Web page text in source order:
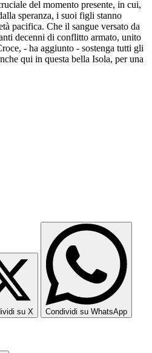
del momento presente, in cui,
speranza, i suoi figli stanno
pacifica. Che il sangue versato da
decenni di conflitto armato, unito
- ha aggiunto - sostenga tutti gli
qui in questa bella Isola, per una
su X Condividi su WhatsApp